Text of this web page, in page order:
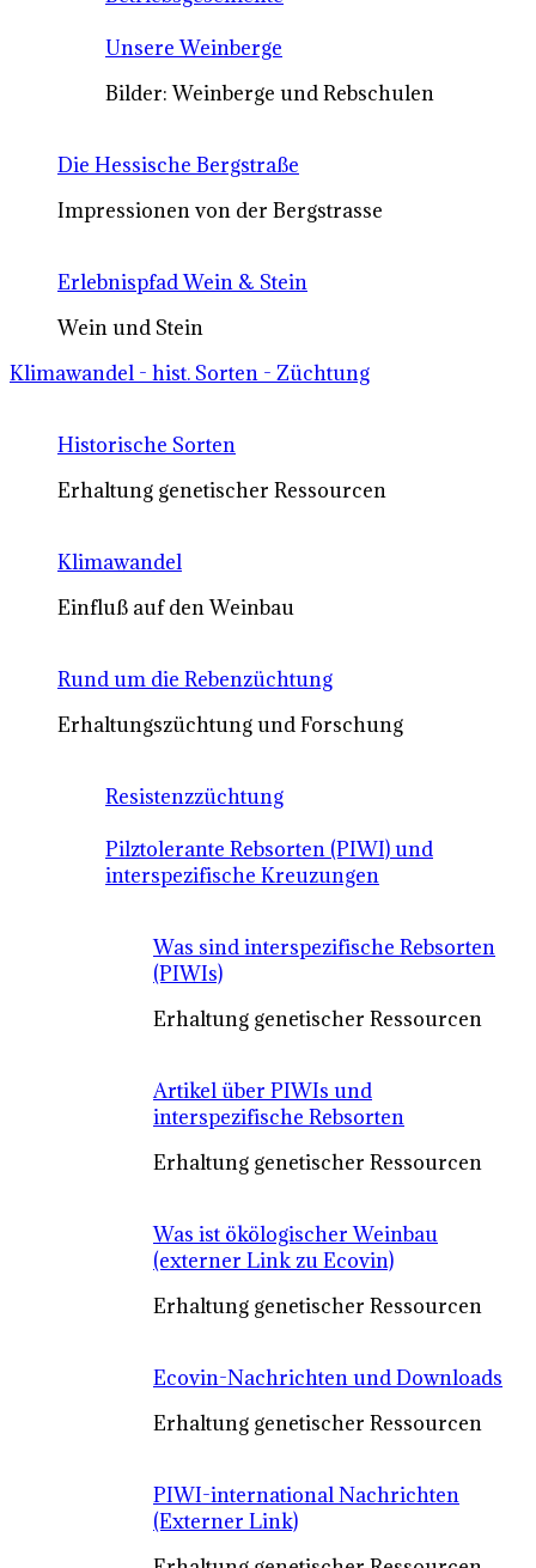
Unsere Weinberge
Bilder: Weinberge und Rebschulen
Die Hessische Bergstraße
Impressionen von der Bergstrasse
Erlebnispfad Wein & Stein
Wein und Stein
Klimawandel - hist. Sorten - Züchtung
Historische Sorten
Erhaltung genetischer Ressourcen
Klimawandel
Einfluß auf den Weinbau
Rund um die Rebenzüchtung
Erhaltungszüchtung und Forschung
Resistenzzüchtung
Pilztolerante Rebsorten (PIWI) und
interspezifische Kreuzungen
Was sind interspezifische Rebsorten
(PIWIs)
Erhaltung genetischer Ressourcen
Artikel über PIWIs und
interspezifische Rebsorten
Erhaltung genetischer Ressourcen
Was ist ökölogischer Weinbau
(externer Link zu Ecovin)
Erhaltung genetischer Ressourcen
Ecovin-Nachrichten und Downloads
Erhaltung genetischer Ressourcen
PIWI-international Nachrichten
(Externer Link)